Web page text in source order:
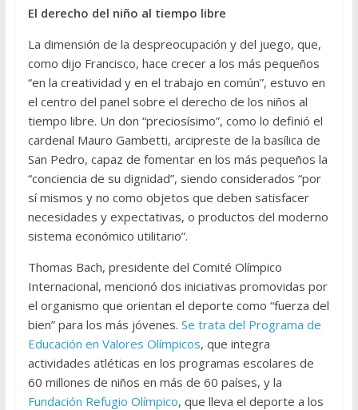
El derecho del niño al tiempo libre
La dimensión de la despreocupación y del juego, que,
como dijo Francisco, hace crecer a los más pequeños
“en la creatividad y en el trabajo en común”, estuvo en
el centro del panel sobre el derecho de los niños al
tiempo libre. Un don “preciosísimo”, como lo definió el
cardenal Mauro Gambetti, arcipreste de la basílica de
San Pedro, capaz de fomentar en los más pequeños la
“conciencia de su dignidad”, siendo considerados “por
sí mismos y no como objetos que deben satisfacer
necesidades y expectativas, o productos del moderno
sistema económico utilitario”.
Thomas Bach, presidente del Comité Olímpico
Internacional, mencionó dos iniciativas promovidas por
el organismo que orientan el deporte como “fuerza del
bien” para los más jóvenes. Se trata del Programa de
Educación en Valores Olímpicos, que integra
actividades atléticas en los programas escolares de
60 millones de niños en más de 60 países, y la
Fundación Refugio Olímpico, que lleva el deporte a los